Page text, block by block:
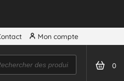
Mon compte
0